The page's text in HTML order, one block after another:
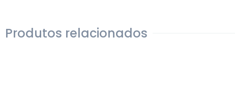
Produtos relacionados